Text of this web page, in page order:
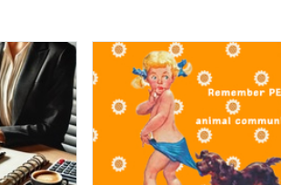
少しでも明るくなるよう、魂のこもった温もり